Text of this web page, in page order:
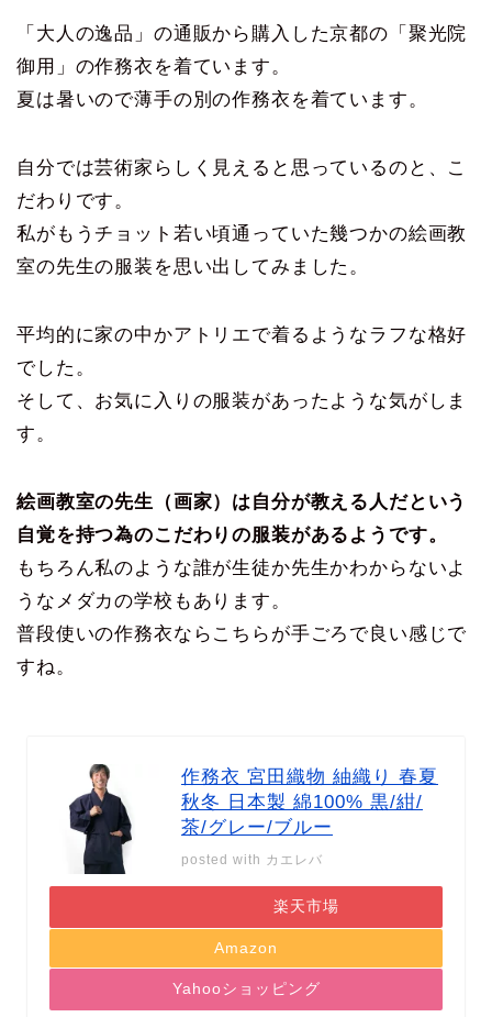
「大人の逸品」の通販から購入した京都の「聚光院
御用」の作務衣を着ています。
夏は暑いので薄手の別の作務衣を着ています。
自分では芸術家らしく見えると思っているのと、こ
だわりです。
私がもうチョット若い頃通っていた幾つかの絵画教
室の先生の服装を思い出してみました。
平均的に家の中かアトリエで着るようなラフな格好
でした。
そして、お気に入りの服装があったような気がしま
す。
絵画教室の先生（画家）は自分が教える人だという
自覚を持つ為のこだわりの服装があるようです。
もちろん私のような誰が生徒か先生かわからないよ
うなメダカの学校もあります。
普段使いの作務衣ならこちらが手ごろで良い感じで
すね。
作務衣 宮田織物 紬織り 春夏
秋冬 日本製 綿100% 黒/紺/
茶/グレー/ブルー
posted with カエレバ
楽天市場
Amazon
Yahooショッピング